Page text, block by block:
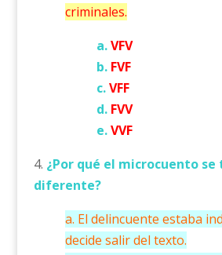
criminales.
a.VFV
b.FVF
c.VFF
d.FVV
e.VVF
4. ¿Por qué el microcuento
diferente?
a. El delincuente estaba
decide salir del texto.